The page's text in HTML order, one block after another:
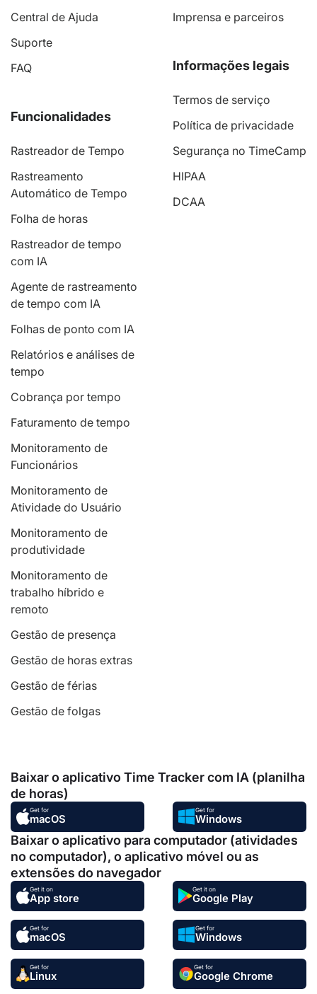
Central de Ajuda
Suporte
FAQ
Funcionalidades
Rastreador de Tempo
Rastreamento
Automático de Tempo
Folha de horas
Rastreador de tempo
com IA
Agente de rastreamento
de tempo com IA
Folhas de ponto com IA
Relatórios e análises de
tempo
Cobrança por tempo
Faturamento de tempo
Monitoramento de
Funcionários
Monitoramento de
Atividade do Usuário
Monitoramento de
produtividade
Monitoramento de
trabalho híbrido e
remoto
Gestão de presença
Gestão de horas extras
Gestão de férias
Gestão de folgas
Imprensa e parceiros
Informações legais
Termos de serviço
Política de privacidade
Segurança no TimeCamp
HIPAA
DCAA
Baixar o aplicativo Time Tracker com IA (planilha
de horas)
Get for
macOS
Get for
Windows
Baixar o aplicativo para computador (atividades
no computador), o aplicativo móvel ou as
extensões do navegador
Get it on
App store
Get it on
Google Play
Get for
macOS
Get for
Windows
Get for
Linux
Get for
Google Chrome